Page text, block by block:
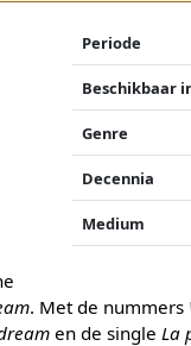
Periode
Beschikbaar
Genre
Decennia
Medium
. Met de nummers
en de single La